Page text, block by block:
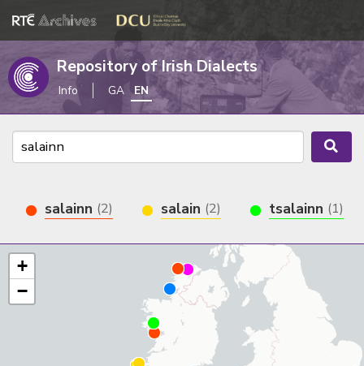
Repository of Irish Dialects
Info GA EN
salainn (2) salain (2) tsalainn (1)
+
−